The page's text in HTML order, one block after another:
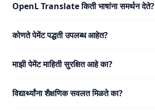
OpenL Translate किती भाषांना समर्थन देते?
कोणते पेमेंट पद्धती उपलब्ध आहेत?
माझी पेमेंट माहिती सुरक्षित आहे का?
विद्यार्थ्यांना शैक्षणिक सवलत मिळते का?